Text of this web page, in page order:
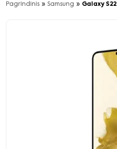
Pagrindinis » Samsung » Galaxy S22